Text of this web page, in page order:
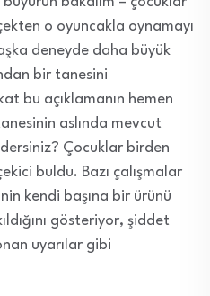
o oyuncakla oynamayı
deneyde daha büyük
bir tanesini
bu açıklamanın hemen
aslında mevcut
Çocuklar birden
buldu. Bazı çalışmalar
kendi başına bir ürünü
gösteriyor, şiddet
uyarılar gibi